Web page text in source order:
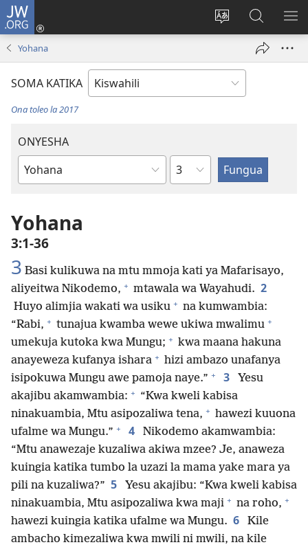
JW.ORG
Badili
tovuti
Ingia
(opens
Tafuta
Katika
JW.ORG
Yohana
SOMA KATIKA
Ona toleo la 2017
ONYESHA
Kitabu
Biblia
Sura
Yohana
3:1-36
3 Basi kulikuwa na mtu mmoja kati ya Mafarisayo,
aliyeitwa Nikodemo, + mtawala wa Wayahudi. 2
Huyo alimjia wakati wa usiku + na kumwambia:
“Rabi, + tunajua kwamba wewe ukiwa mwalimu +
umekuja kutoka kwa Mungu; + kwa maana hakuna
anayeweza kufanya ishara + hizi ambazo unafanya
isipokuwa Mungu awe pamoja naye.” + 3
Yesu
akajibu akamwambia: + “Kwa kweli kabisa
ninakuambia, Mtu asipozaliwa tena, + hawezi kuuona
ufalme wa Mungu.” + 4
Nikodemo akamwambia:
“Mtu anawezaje kuzaliwa akiwa mzee? Je, anaweza
kuingia katika tumbo la uzazi la mama yake mara ya
pili na kuzaliwa?” 5
Yesu akajibu: “Kwa kweli kabisa
ninakuambia, Mtu asipozaliwa kwa maji + na roho, +
hawezi kuingia katika ufalme wa Mungu. 6
Kile
ambacho kimezaliwa kwa mwili ni mwili, na kile